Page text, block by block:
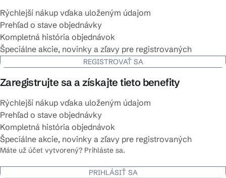
Rýchlejší nákup vďaka uloženým údajom
Prehľad o stave objednávky
Kompletná história objednávok
Špeciálne akcie, novinky a zľavy pre registrovaných
REGISTROVAŤ SA
Zaregistrujte sa a získajte tieto benefity
Rýchlejší nákup vďaka uloženým údajom
Prehľad o stave objednávky
Kompletná história objednávok
Špeciálne akcie, novinky a zľavy pre registrovaných
Máte už účet vytvorený? Prihláste sa.
PRIHLÁSIŤ SA